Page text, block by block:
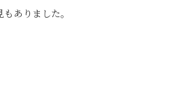
ありました。